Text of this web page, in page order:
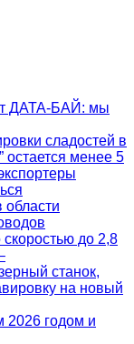
ДАТА-БАЙ: мы
сладостей в
остается менее 5
области
скоростью до 2,8
станок,
на новый
годом и